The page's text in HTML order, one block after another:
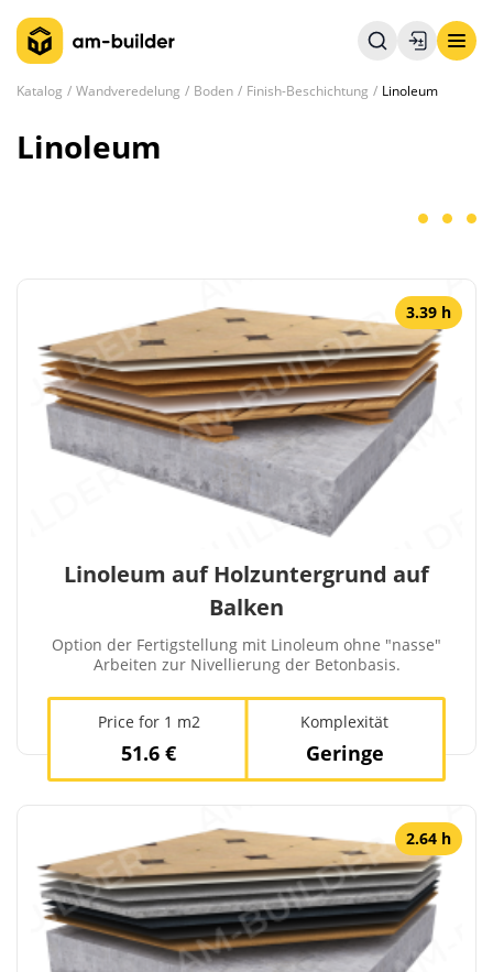
Katalog Wandveredelung Boden Finish-Beschichtung Linoleum
Linoleum
3.39 h
Linoleum auf Holzuntergrund auf
Balken
Option der Fertigstellung mit Linoleum ohne "nasse"
Arbeiten zur Nivellierung der Betonbasis.
Price for 1 m2
51.6 €
Komplexität
Geringe
2.64 h